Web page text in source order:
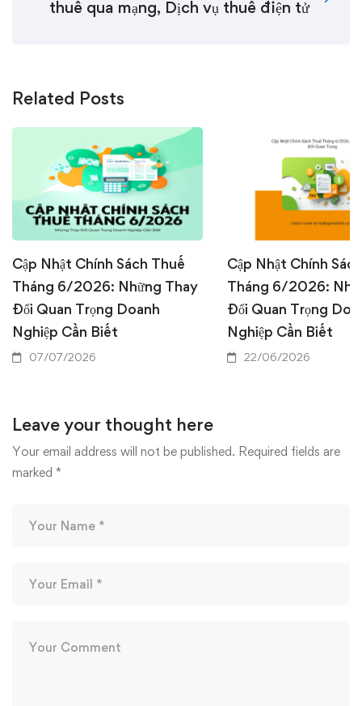
thuế qua mạng, Dịch vụ thuế điện tử
Related Posts
Cập Nhật Chính Sách Thuế
Tháng 6/2026: Những Thay
Đổi Quan Trọng Doanh
Nghiệp Cần Biết
07/07/2026
Cập Nhật Chính
Tháng 6/2026:
Đổi Quan Trọng
Nghiệp Cần Biết
22/06/2026
Leave your thought here
Your email address will not be published. Required fields are
marked *